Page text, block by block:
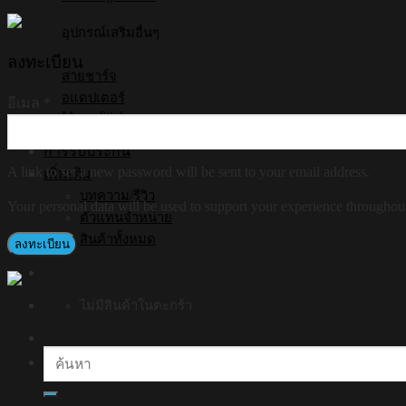
อุปกรณ์เสริมอื่นๆ
สายชาร์จ
อแดปเตอร์
Mono Stick
การรับประกัน
เพิ่มเติม
บทความ/รีวิว
ตัวแทนจำหน่าย
สินค้าทั้งหมด
ค้นหา:
ลงทะเบียน
A link to set a new password will be sent to your email address.
Your personal data will be used to support your experience
ลงทะเบียน